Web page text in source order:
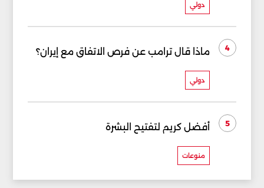
دولي
4 ماذا قال ترامب عن فرص الاتفاق مع إيران؟
دولي
5 أفضل كريم لتفتيح البشرة
منوعات